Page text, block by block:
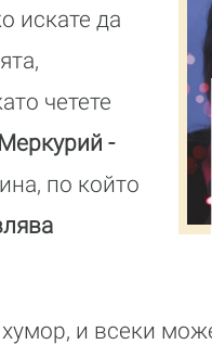
искате да
четете
Меркурий -
по който
и всеки